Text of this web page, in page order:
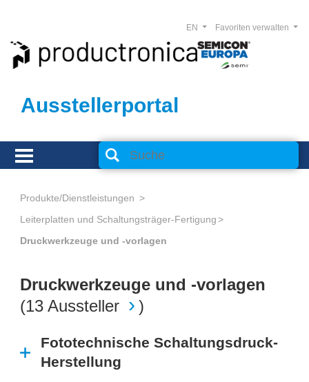
Ausstellerportal
Favoriten verwalten
EN
Produkte/Dienstleistungen
Leiterplatten und Schaltungsträger-Fertigung
Druckwerkzeuge und -vorlagen
Druckwerkzeuge und -vorlagen
(13 Aussteller )
Fototechnische Schaltungsdruck-
Herstellung